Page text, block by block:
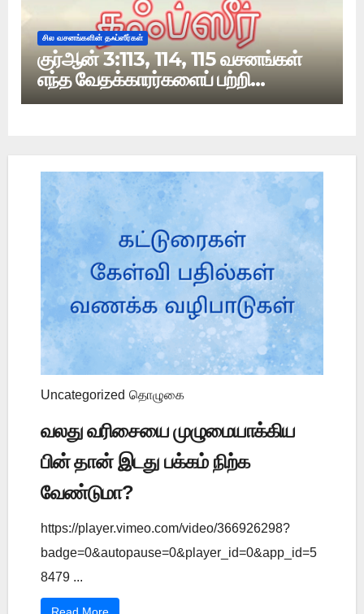
சில வசனங்களின் தஃப்ஸீர்கள்
குர்ஆன் 3:113, 114, 115 வசனங்கள்
எந்த வேதக்காரர்களைப் பற்றி
பேசுகிறது?
Uncategorized தொழுகை
வலது வரிசையை முழுமையாக்கிய
பின் தான் இடது பக்கம் நிற்க
வேண்டுமா?
https://player.vimeo.com/video/366926298?
badge=0&autopause=0&player_id=0&app_id=5
8479 ...